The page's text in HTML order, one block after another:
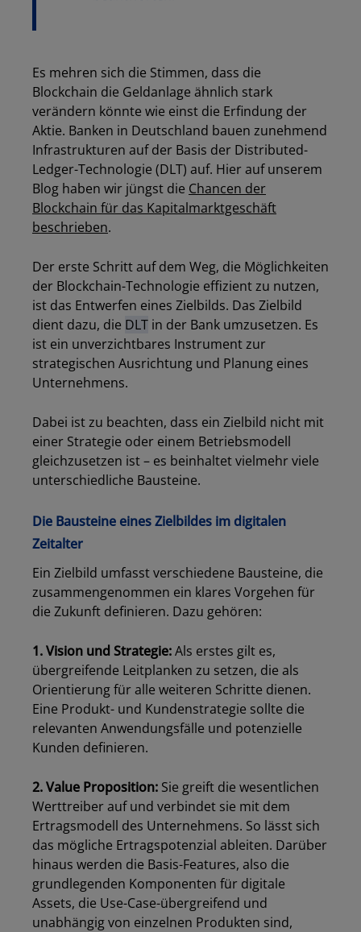
Es mehren sich die Stimmen, dass die
Blockchain die Geldanlage ähnlich stark
verändern könnte wie einst die Erfindung der
Aktie. Banken in Deutschland bauen zunehmend
Infrastrukturen auf der Basis der Distributed-
Ledger-Technologie (DLT) auf. Hier auf unserem
Blog haben wir jüngst die Chancen der
Blockchain für das Kapitalmarktgeschäft
beschrieben.
Der erste Schritt auf dem Weg, die Möglichkeiten
der Blockchain-Technologie effizient zu nutzen,
ist das Entwerfen eines Zielbilds. Das Zielbild
dient dazu, die DLT in der Bank umzusetzen. Es
ist ein unverzichtbares Instrument zur
strategischen Ausrichtung und Planung eines
Unternehmens.
Dabei ist zu beachten, dass ein Zielbild nicht mit
einer Strategie oder einem Betriebsmodell
gleichzusetzen ist – es beinhaltet vielmehr viele
unterschiedliche Bausteine.
Die Bausteine eines Zielbildes im digitalen
Zeitalter
Ein Zielbild umfasst verschiedene Bausteine, die
zusammengenommen ein klares Vorgehen für
die Zukunft definieren. Dazu gehören:
1. Vision und Strategie:Als erstes gilt es,
übergreifende Leitplanken zu setzen, die als
Orientierung für alle weiteren Schritte dienen.
Eine Produkt- und Kundenstrategie sollte die
relevanten Anwendungsfälle und potenzielle
Kunden definieren.
2. Value Proposition: Sie greift die wesentlichen
Werttreiber auf und verbindet sie mit dem
Ertragsmodell des Unternehmens. So lässt sich
das mögliche Ertragspotenzial ableiten. Darüber
hinaus werden die Basis-Features, also die
grundlegenden Komponenten für digitale
Assets, die Use-Case-übergreifend und
unabhängig von einzelnen Produkten sind,